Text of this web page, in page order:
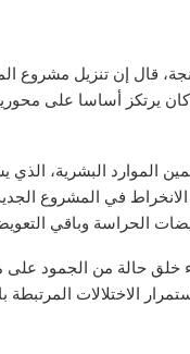
قال إن تنزيل مشروع
يرتكز أساسا على
الموارد البشرية، الذي
في المشروع
الحراسة وباقي
خلق حالة من الجمود على
الاختلالات
قرار جديد